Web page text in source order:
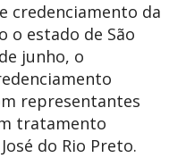
credenciamento da
o estado de São
junho, o
representantes
tratamento
do Rio Preto.